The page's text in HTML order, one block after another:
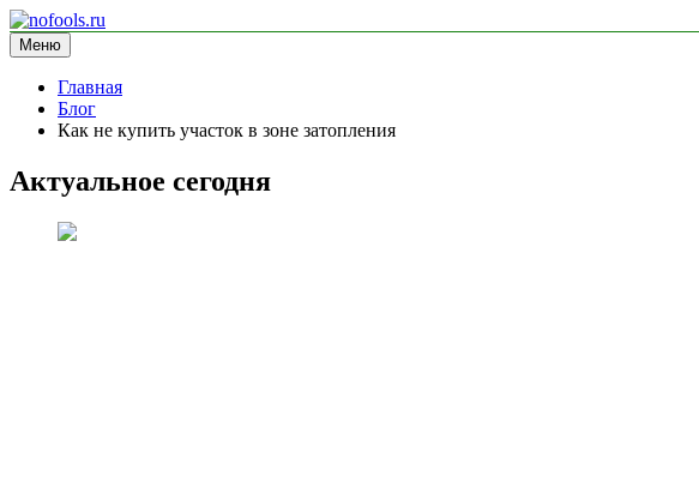
Перейти
к
содержимому
nofools.ru
блог про менеджмент
Меню
Главная
Блог
Как не купить участок в зоне затопления
Актуальное сегодня